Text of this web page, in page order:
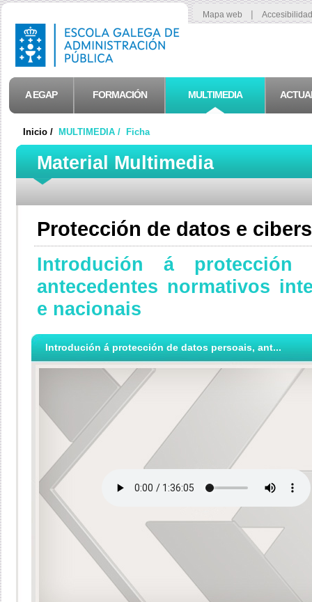
Mapa web |
A EGAP FORMACIÓN MULTIMEDIA
Inicio / MULTIMEDIA / Ficha
Material Multimedia
Protección de datos e
Introdución á protección
antecedentes normativos
e nacionais
Introdución á protección de datos persoais, ant...